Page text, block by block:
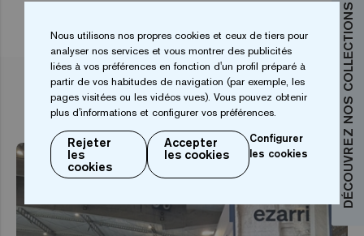
DÉCOUVREZ NOS COLLECTIONS
ARTICLES ASSOCIÉS
Nous utilisons nos propres cookies et ceux de tiers pour
analyser nos services et vous montrer des publicités
liées à vos préférences en fonction d'un profil préparé à
partir de vos habitudes de navigation (par exemple, les
pages visitées ou les vidéos vues). Vous pouvez obtenir
plus d'informations et configurer vos préférences.
Rejeter
les
cookies
Accepter
les cookies
Configurer
les cookies